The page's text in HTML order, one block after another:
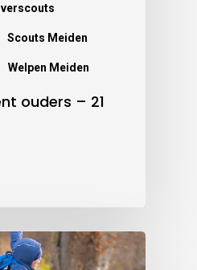
Scouts Meiden
Welpen Meiden
ouders – 21